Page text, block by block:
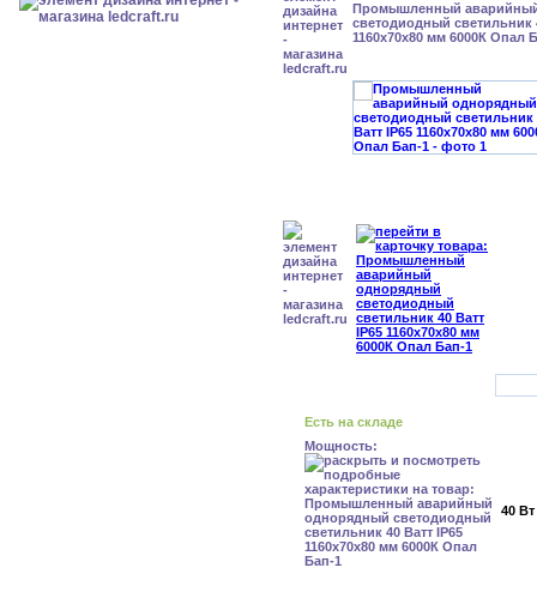
Промышленный
светодиодный светильник
1160x70x80 мм 6000К Опал
Есть на складе
Мощность:
40 Вт